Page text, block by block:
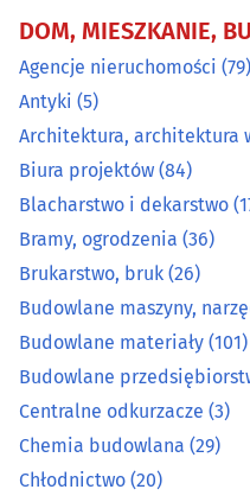
Chemia budowlana(29)
Chłodnictwo
Ciepłownictwo (17)
Dachy - materiały i
Developerzy (53)
Drewno i artykuły drzewne
Drzwi, okna (97)
DOM, MIESZKANIE,
Agencje nieruchomości (79)
Antyki (5)
Architektura, architektura
Biura projektów (84)
Blacharstwo i dekarstwo
Bramy, ogrodzenia (36)
Brukarstwo, bruk (26)
Budowlane maszyny,
Budowlane materiały (101)
Budowlane
Centralne odkurzacze (3)
Chemia budowlana (29)
Chłodnictwo (20)